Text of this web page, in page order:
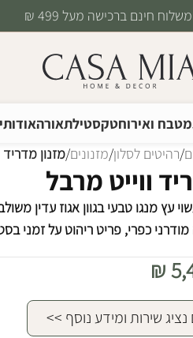
חינם ברכישה מעל 499 ₪
מטבח ואירוחטקסטילתאורה
/רהיטים לסלון/מזנונים/מזנון מדריד
ווייט מרבל
עץ מנגו טבעי בגוון אגוז עדין
כפרי, פריט ריהוט על זמני
₪
שירות ומידע נוסף >>